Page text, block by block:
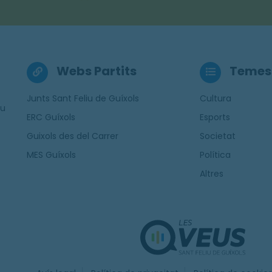
Webs Partits
Junts Sant Feliu de Guíxols
ERC Guíxols
Guixols des del Carrer
MES Guíxols
Temes
Cultura
Esports
Societat
Política
Altres